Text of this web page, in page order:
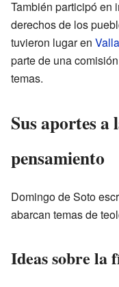
También participó en
derechos de los
tuvieron lugar en
parte de una
temas.
Sus aportes a
pensamiento
Domingo de Soto
abarcan temas de
Ideas sobre la